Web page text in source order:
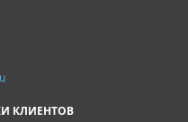
КЛИЕНТОВ